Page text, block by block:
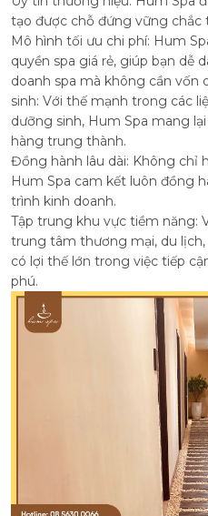
tạo được chỗ đứng vững chắc
Mô hình tối ưu chi phí: Hum
quyền spa giá rẻ, giúp bạn dễ
doanh spa mà không cần vốn
sinh: Với thế mạnh trong các
dưỡng sinh, Hum Spa mang
hàng trung thành.
Đồng hành lâu dài: Không chỉ
Hum Spa cam kết luôn đồng
trình kinh doanh.
Tập trung khu vực tiềm năng:
trung tâm thương mại, du lịch,
có lợi thế lớn trong việc tiếp
phú.